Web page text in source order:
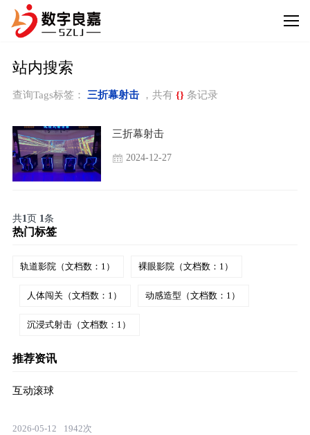
站内搜索
查询Tags标签： 三折幕射击，共有 {}条记录
三折幕射击
2024-12-27
共1页 1条
热门标签
轨道影院（文档数：1） 裸眼影院（文档数：1）
人体闯关（文档数：1） 动感造型（文档数：1）
沉浸式射击（文档数：1）
推荐资讯
互动滚球
2026-05-12 1942次